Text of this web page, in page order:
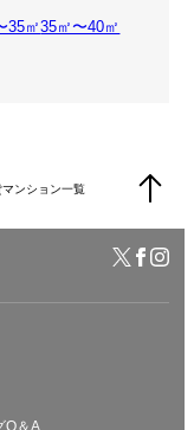
35㎡35㎡〜40㎡
ンション一覧
Q＆A